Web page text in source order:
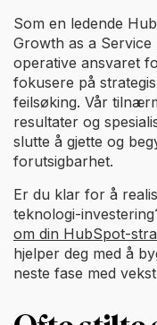
Som en ledende
Growth as a Service
operative ansvaret
fokusere på
feilsøking. Vår
resultater og
slutte å gjette og
forutsigbarhet.
Er du klar for å
teknologi-
om din HubSpot-
hjelper deg med å
neste fase med